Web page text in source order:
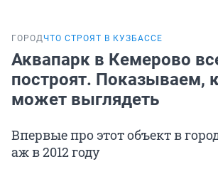
ГОРОДЧТО СТРОЯТ В КУЗБАССЕ
Аквапарк в Кемерово
построят. Показываем,
может выглядеть
Впервые про этот объект в
аж в 2012 году